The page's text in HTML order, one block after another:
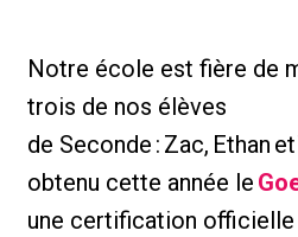
Notre école est fière de
trois de nos élèves
de Seconde : Zac, Ethan
obtenu cette année le
une certification officielle